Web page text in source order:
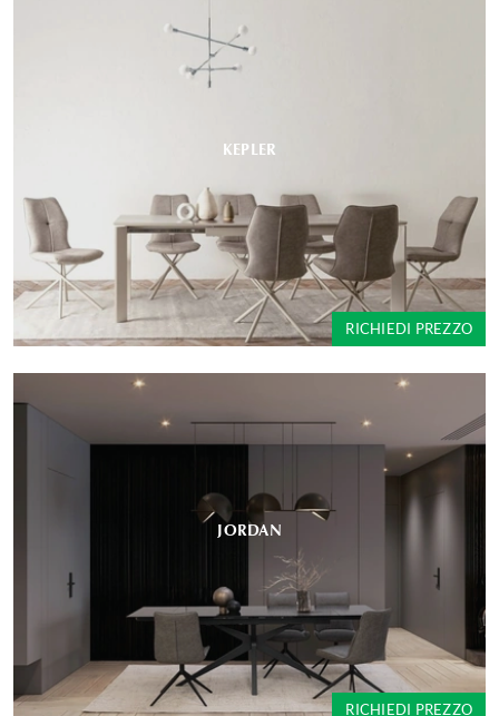
KEPLER
RICHIEDI PREZZO
JORDAN
RICHIEDI PREZZO